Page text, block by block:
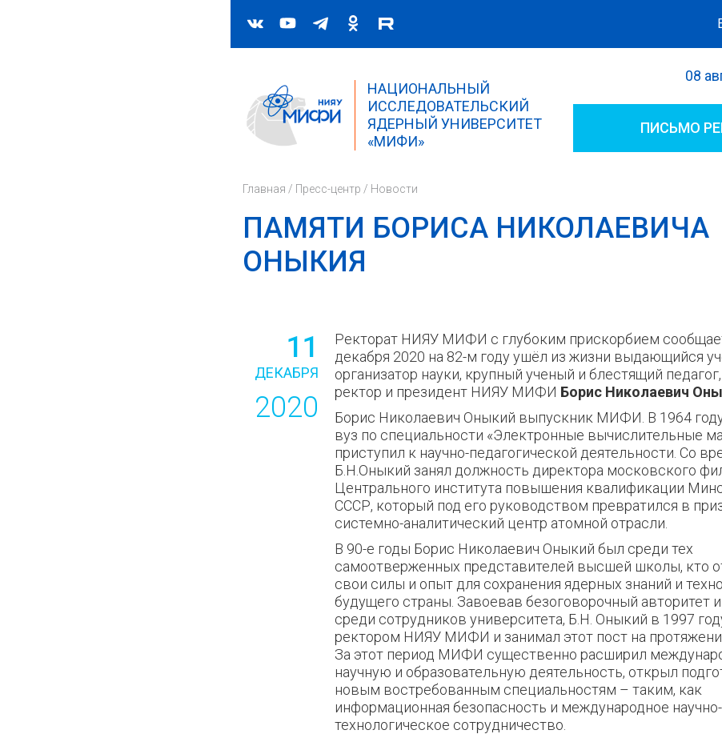
Форма поиска
НАЦИОНАЛЬНЫЙ
ИССЛЕДОВАТЕЛЬСКИЙ
ЯДЕРНЫЙ УНИВЕРСИТЕТ
«МИФИ»
08
ПИСЬМО
Главная / Пресс-центр / Новости
ПАМЯТИ БОРИСА НИКОЛАЕВИЧА
ОНЫКИЯ
11
ДЕКАБРЯ
2020
Ректорат НИЯУ МИФИ с глубоким прискорбием
декабря 2020 на 82-м году ушёл из жизни выдающийся
организатор науки, крупный ученый и блестящий
ректор и президент НИЯУ МИФИ Борис Николаевич
Борис Николаевич Оныкий выпускник МИФИ. В 1964
вуз по специальности «Электронные вычислительные
приступил к научно-педагогической деятельности. Со
Б.Н.Оныкий занял должность директора московского
Центрального института повышения квалификации
СССР, который под его руководством превратился в
системно-аналитический центр атомной отрасли.
В 90-е годы Борис Николаевич Оныкий был среди тех
самоотверженных представителей высшей школы, кто
свои силы и опыт для сохранения ядерных знаний и
будущего страны. Завоевав безоговорочный авторитет
среди сотрудников университета, Б.Н. Оныкий в 1997
ректором НИЯУ МИФИ и занимал этот пост на
За этот период МИФИ существенно расширил
научную и образовательную деятельность, открыл
новым востребованным специальностям – таким, как
информационная безопасность и международное научно-
технологическое сотрудничество.